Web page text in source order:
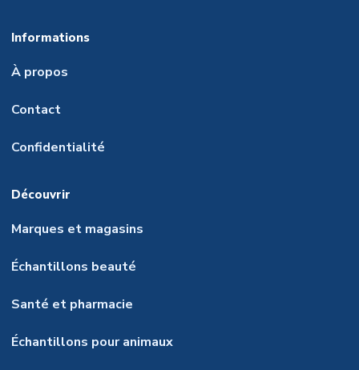
Informations
À propos
Contact
Confidentialité
Découvrir
Marques et magasins
Échantillons beauté
Santé et pharmacie
Échantillons pour animaux